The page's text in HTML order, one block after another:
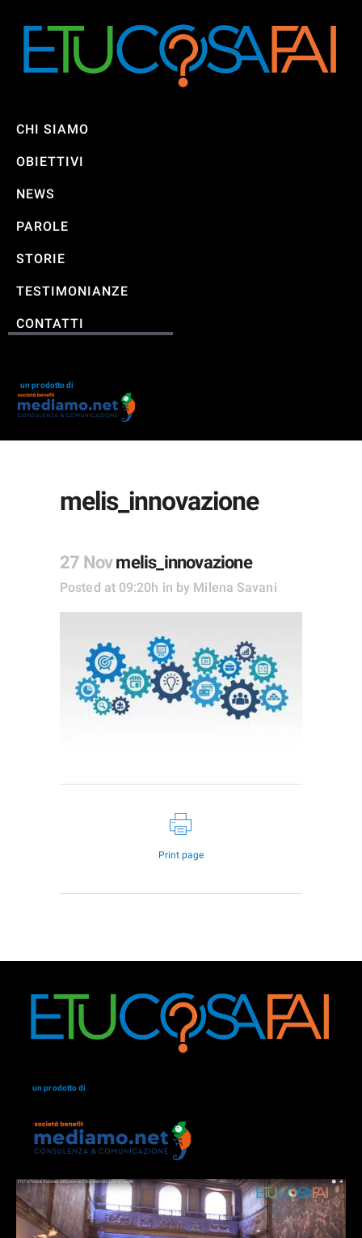
CHI SIAMO
OBIETTIVI
NEWS
PAROLE
STORIE
TESTIMONIANZE
CONTATTI
un prodotto di
melis_innovazione
27 Novmelis_innovazione
Posted at 09:20h in by Milena Savani
Print page
un prodotto di